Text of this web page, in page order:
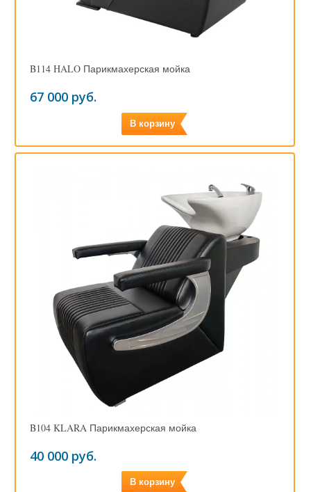
B114 HALO Парикмахерская мойка
67 000 руб.
В корзину
B104 KLARA Парикмахерская мойка
40 000 руб.
В корзину